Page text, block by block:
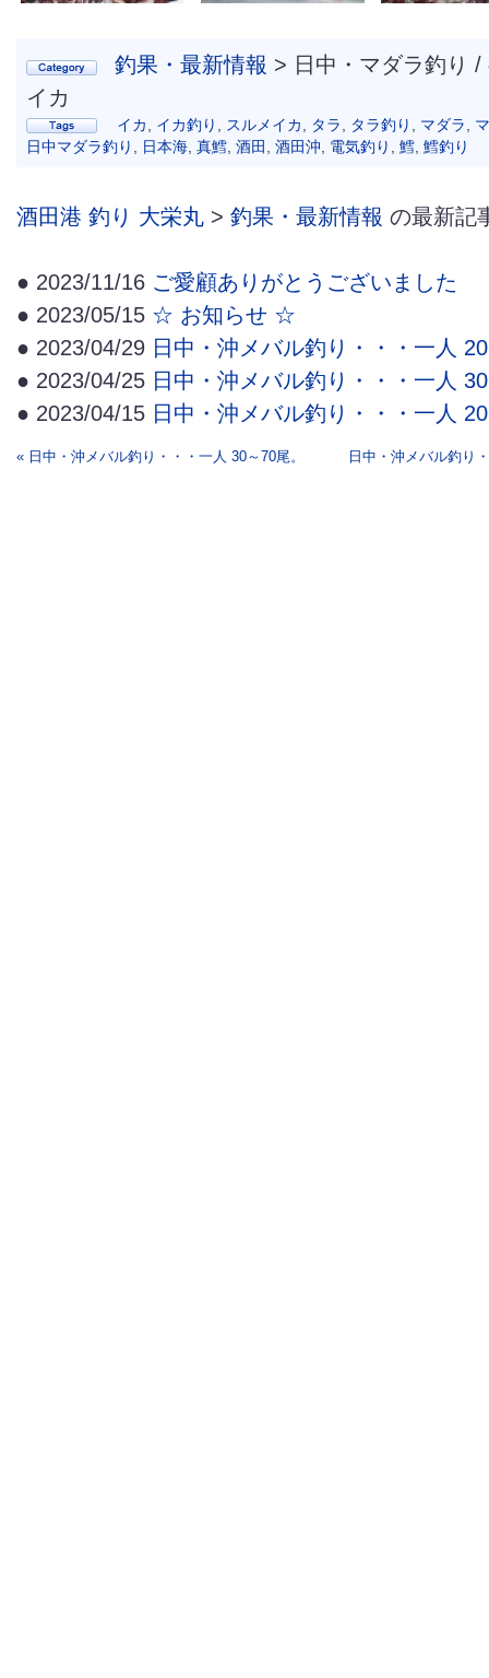
釣果・最新情報 > 日中・マダラ釣り
イカ
イカ イカ釣り スルメイカ タラ タラ釣り マダラ
日中マダラ釣り
日本海 真鱈 酒田 酒田沖 電気釣り 鱈 鱈釣り
酒田港 釣り 大栄丸 > 釣果・最新情報 の最新記
● 2023/11/16 ご愛顧ありがとうございました
● 2023/05/15 ☆ お知らせ ☆
● 2023/04/29 日中・沖メバル釣り・・・一人
● 2023/04/25 日中・沖メバル釣り・・・一人
● 2023/04/15 日中・沖メバル釣り・・・一人
« 日中・沖メバル釣り・・・一人 30～70尾。 日中・沖メバル釣り